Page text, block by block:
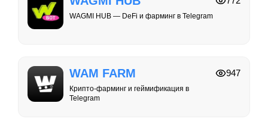
WAGMI HUB — DeFi и фарминг в Telegram
WAM FARM
Крипто-фарминг и геймификация в
Telegram
947